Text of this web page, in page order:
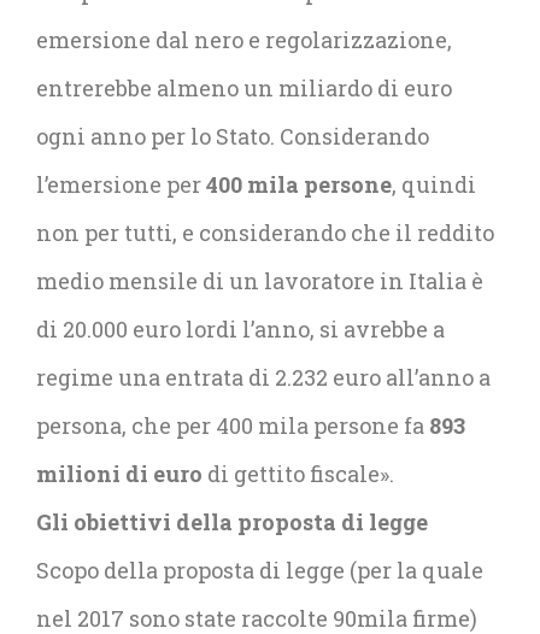
emersione dal nero e regolarizzazione,
entrerebbe almeno un miliardo di euro
ogni anno per lo Stato. Considerando
l’emersione per400 mila persone, quindi
non per tutti, e considerando che il reddito
medio mensile di un lavoratore in Italia è
di 20.000 euro lordi l’anno, si avrebbe a
regime una entrata di 2.232 euro all’anno a
persona, che per 400 mila persone fa 893
milioni di euro di gettito fiscale».
Gli obiettivi della proposta di legge
Scopo della proposta di legge (per la quale
nel 2017 sono state raccolte 90mila firme)